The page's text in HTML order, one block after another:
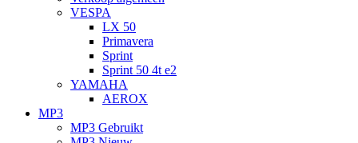
VESPA
LX 50
Primavera
Sprint
Sprint 50 4t e2
YAMAHA
AEROX
MP3
MP3 Gebruikt